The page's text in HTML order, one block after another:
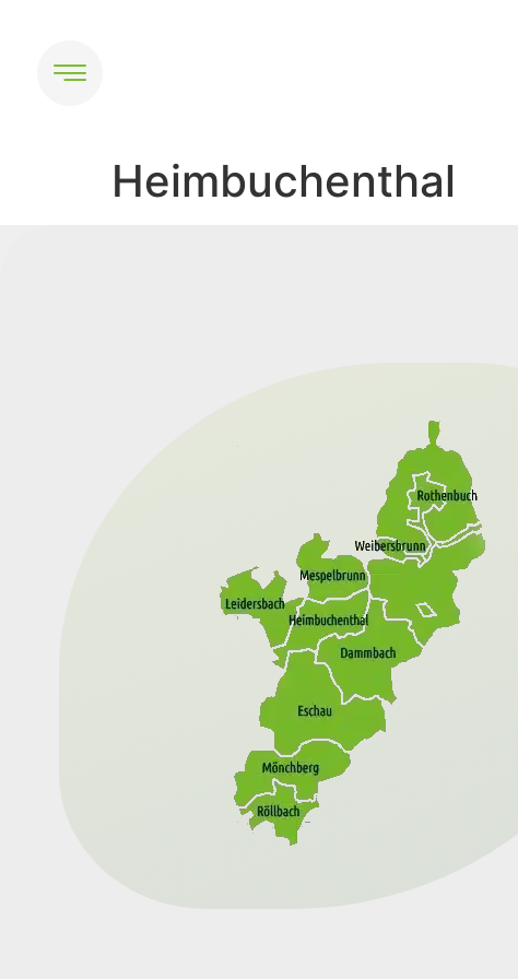
Heimbuchenthal